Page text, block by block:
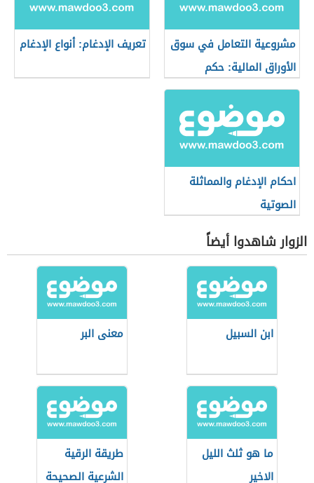
مشروعية التعامل في سوق
الأوراق المالية: حكم
التعامل في البورصة
تعريف الإدغام: أنواع الإدغام
احكام الإدغام والمماثلة
الصوتية
الزوار شاهدوا أيضاً
ابن السبيل معنى البر
ما هو ثلث الليل
الاخير
طريقة الرقية
الشرعية الصحيحة